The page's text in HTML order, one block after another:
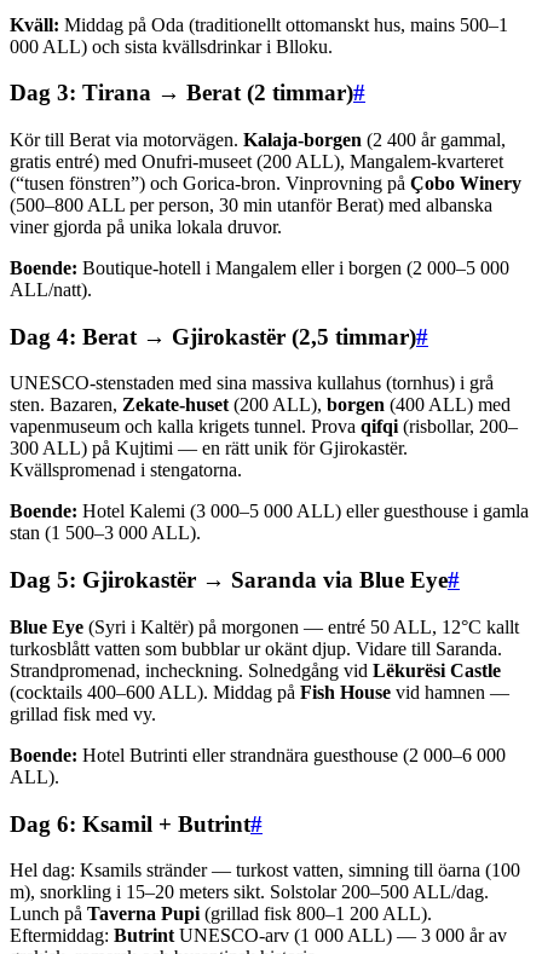
Kväll: Middag på Oda (traditionellt ottomanskt hus, mains 500–1
000 ALL) och sista kvällsdrinkar i Blloku.
Dag 3: Tirana → Berat (2 timmar)#
Kör till Berat via motorvägen. Kalaja-borgen (2 400 år gammal,
gratis entré) med Onufri-museet (200 ALL), Mangalem-kvarteret
(“tusen fönstren”) och Gorica-bron. Vinprovning på Çobo Winery
(500–800 ALL per person, 30 min utanför Berat) med albanska
viner gjorda på unika lokala druvor.
Boende: Boutique-hotell i Mangalem eller i borgen (2 000–5 000
ALL/natt).
Dag 4: Berat → Gjirokastër (2,5 timmar)#
UNESCO-stenstaden med sina massiva kullahus (tornhus) i grå
sten. Bazaren, Zekate-huset(200 ALL), borgen (400 ALL) med
vapenmuseum och kalla krigets tunnel. Prova qifqi(risbollar, 200–
300 ALL) på Kujtimi — en rätt unik för Gjirokastër.
Kvällspromenad i stengatorna.
Boende: Hotel Kalemi (3 000–5 000 ALL) eller guesthouse i gamla
stan (1 500–3 000 ALL).
Dag 5: Gjirokastër → Saranda via Blue Eye#
Blue Eye (Syri i Kaltër) på morgonen — entré 50 ALL, 12°C kallt
turkosblått vatten som bubblar ur okänt djup. Vidare till Saranda.
Strandpromenad, incheckning. Solnedgång vid Lëkurësi Castle
(cocktails 400–600 ALL). Middag på Fish House vid hamnen —
grillad fisk med vy.
Boende: Hotel Butrinti eller strandnära guesthouse (2 000–6 000
ALL).
Dag 6: Ksamil + Butrint#
Hel dag: Ksamils stränder — turkost vatten, simning till öarna (100
m), snorkling i 15–20 meters sikt. Solstolar 200–500 ALL/dag.
Lunch på Taverna Pupi (grillad fisk 800–1 200 ALL).
Eftermiddag: Butrint UNESCO-arv (1 000 ALL) — 3 000 år av